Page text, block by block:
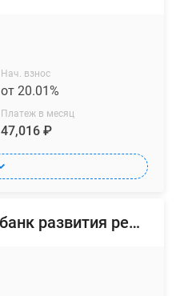
Нач. взнос
от 20.01%
Платеж в месяц
47,016 ₽
Всероссийский банк развития регионов